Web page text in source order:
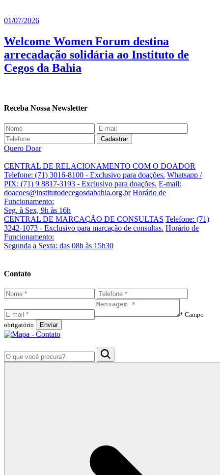
01/07/2026
Welcome Women Forum destina
arrecadação solidária ao Instituto de
Cegos da Bahia
Receba Nossa Newsletter
Quero Doar
CENTRAL DE RELACIONAMENTO COM O DOADOR
Telefone: (71) 3016-8100 - Exclusivo para doações. Whatsapp /
PIX: (71) 9 8817-3193 - Exclusivo para doações. E-mail:
doacoes@institutodecegosdabahia.org.br Horário de
Funcionamento:
Seg. à Sex, 9h às 16h
CENTRAL DE MARCAÇÃO DE CONSULTAS Telefone: (71)
3242-1073 - Exclusivo para marcação de consultas. Horário de
Funcionamento:
Segunda a Sexta: das 08h às 15h30
Contato
* Campo
obrigatório